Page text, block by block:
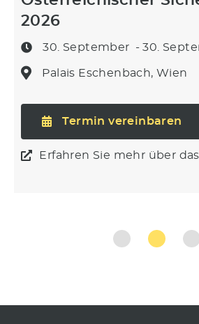
2026
30. September - 30.
Palais Eschenbach, Wien
Termin vereinbaren
Erfahren Sie mehr über